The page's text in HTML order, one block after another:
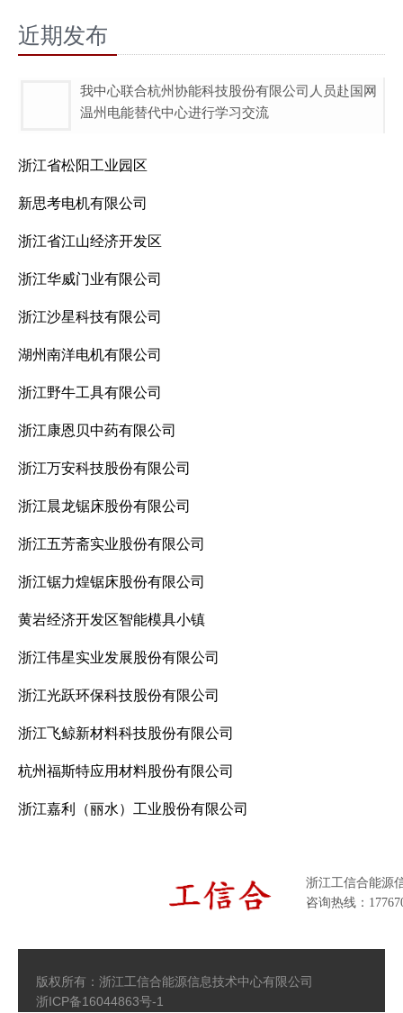
近期发布
我中心联合杭州协能科技股份有限公司人员赴国网
温州电能替代中心进行学习交流
浙江省松阳工业园区
新思考电机有限公司
浙江省江山经济开发区
浙江华威门业有限公司
浙江沙星科技有限公司
湖州南洋电机有限公司
浙江野牛工具有限公司
浙江康恩贝中药有限公司
浙江万安科技股份有限公司
浙江晨龙锯床股份有限公司
浙江五芳斋实业股份有限公司
浙江锯力煌锯床股份有限公司
黄岩经济开发区智能模具小镇
浙江伟星实业发展股份有限公司
浙江光跃环保科技股份有限公司
浙江飞鲸新材料科技股份有限公司
杭州福斯特应用材料股份有限公司
浙江嘉利（丽水）工业股份有限公司
浙江工信合能源
咨询热线：
版权所有：浙江工信合能源信息技术中心有限公司
浙ICP备16044863号-1